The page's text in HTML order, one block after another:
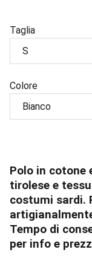
Taglia
Colore
Polo in cotone
tirolese e
costumi sardi.
Tempo di
per info e